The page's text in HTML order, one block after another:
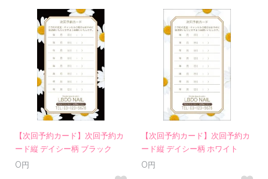
【次回予約カード】次回予約カ
ード縦 デイシー柄 ブラック
0円
【次回予約カード】次回予約カ
ード縦 デイシー柄 ホワイト
0円